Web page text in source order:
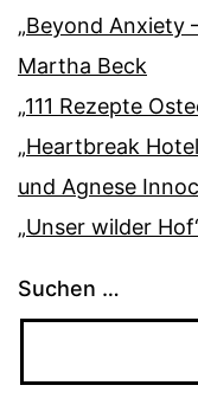
„Beyond Anxiety
Martha Beck
„111 Rezepte
„Heartbreak
und Agnese
„Unser wilder
Suchen …